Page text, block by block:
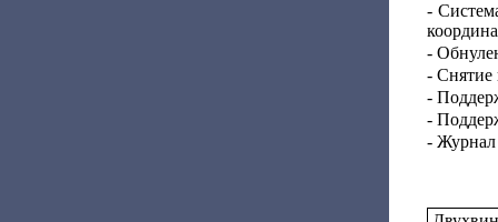
-
-
- Снятие
-
-
-